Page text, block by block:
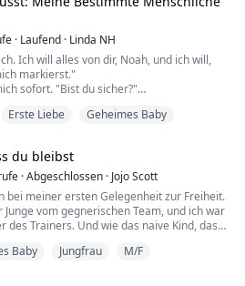
schließlich aufwachte, konnte sie sich nicht
der Fremde war, mit dem sie eine Nacht
konnten sie immer noch nich...
· Laufend · Linda NH
Ich will alles von dir, Noah, und ich will,
markierst."
sofort. "Bist du sicher?"
wieder, dann steht er auf und zieht
mich. "Wenn du willst, dass ich aufhöre,
und ich hör...
Erste Liebe Geheimes Baby
du bleibst
·Abgeschlossen · Jojo Scott
bei meiner ersten Gelegenheit zur Freiheit.
Junge vom gegnerischen Team, und ich war
des Trainers. Und wie das naive Kind, das
Baby Jungfrau M/F